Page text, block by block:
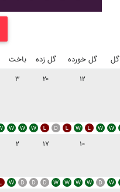
باخت گل زده گل خورده
۳ ۲۰ ۱۲
۲ ۱۷ ۱۰